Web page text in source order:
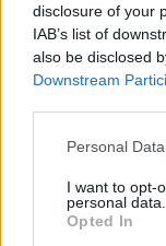
disclosure of your
IAB’s list of
also be disclosed
Downstream
Please note that
not limited to your
grant or deny
use your data for
Personal
I want to opt-
personal data.
Opted In